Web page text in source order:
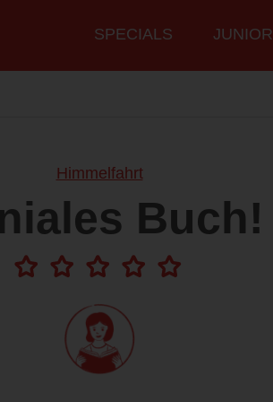
Hauptmenü
SPECIALS JUNIOR
Himmelfahrt
Buch!